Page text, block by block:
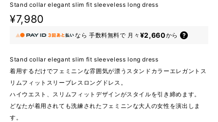
Stand collar elegant slim fit sleeveless long dress
¥7,980
なら 手数料無料で 月々 ¥2,660から
Stand collar elegant slim fit sleeveless long dress
着用するだけでフェミニンな雰囲気が漂うスタンドカラーエレガントス
リムフィットスリーブレスロングドレス。
ハイウエスト、スリムフィットデザインがスタイルを引き締めます。
どなたが着用されても洗練されたフェミニンな大人の女性を演出しま
す。